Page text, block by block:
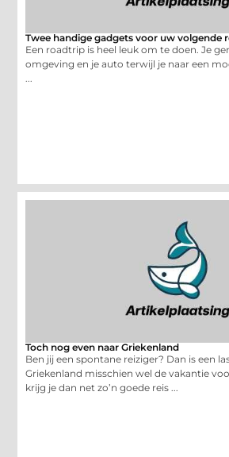
Twee handige gadgets voor uw volgende
Een roadtrip is heel leuk om te doen. Je
omgeving en je auto terwijl je naar een
Toch nog even naar Griekenland
Ben jij een spontane reiziger? Dan is een
Griekenland misschien wel de vakantie
krijg je dan net zo’n goede reis ...